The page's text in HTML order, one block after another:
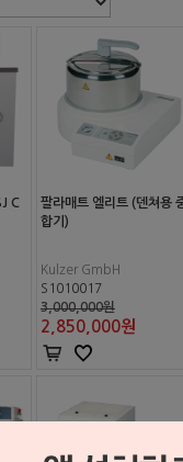
C
팔라매트 엘리트 (덴쳐용
합기)
Kulzer GmbH
S1010017
3,000,000원
2,850,000원